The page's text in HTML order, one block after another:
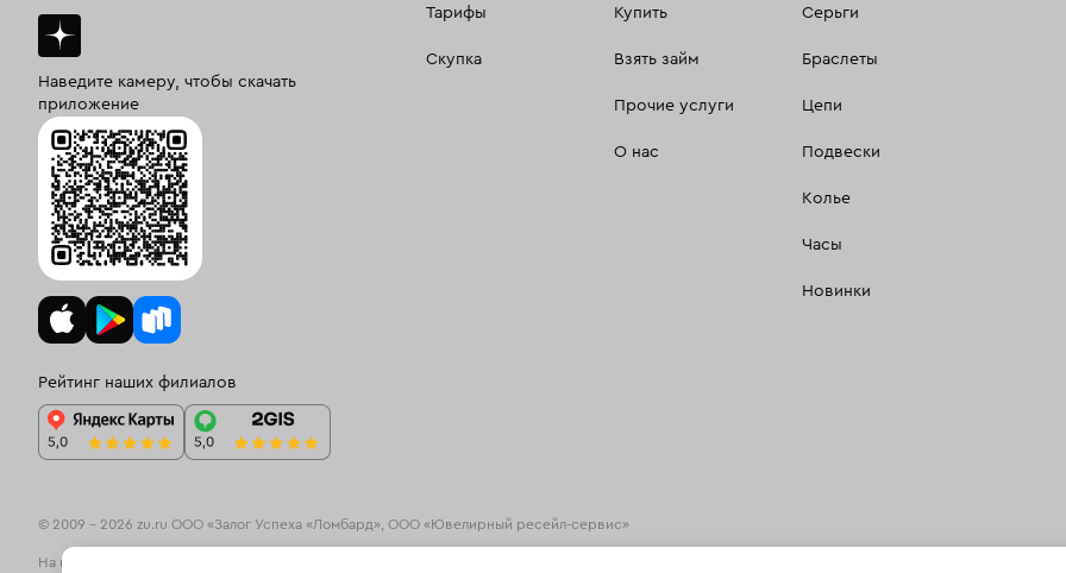
Тарифы
Скупка
Купить
Взять займ
Прочие услуги
О нас
Серьги
Браслеты
Цепи
Подвески
Колье
Часы
Новинки
Наведите камеру, чтобы скачать
приложение
Рейтинг наших филиалов
© 2009 – 2026 zu.ru ООО «Залог Успеха «Ломбард», ООО «Ювелирный ресейл-сервис»
На информационном ресурсе zu.ru применяются